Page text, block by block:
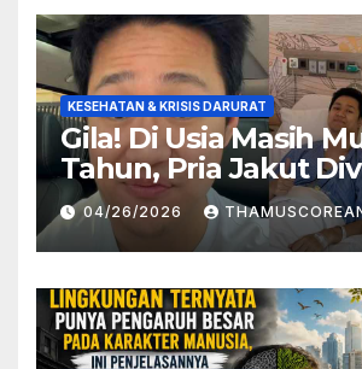
KESEHATAN & KRISIS DARURAT
Gila! Di Usia Masih
Tahun, Pria Jakut
Kanker Limfoma, Ini
Penyebabnya
04/26/2026